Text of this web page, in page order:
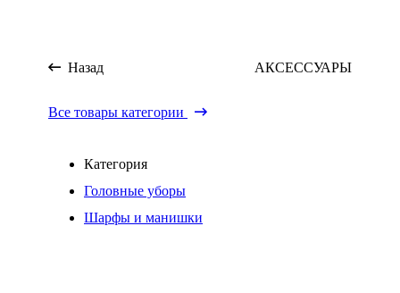
Назад АКСЕССУАРЫ
Все товары категории
Категория
Головные уборы
Шарфы и манишки